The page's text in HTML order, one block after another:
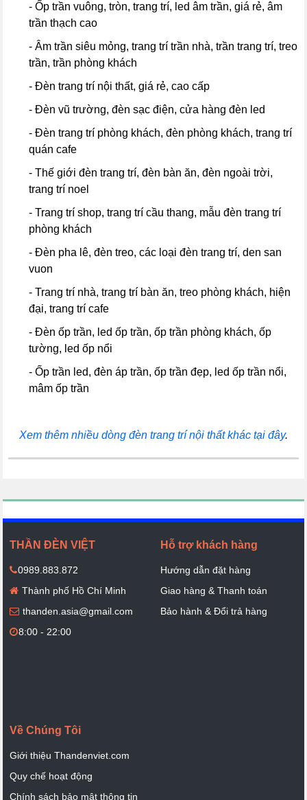
- Ốp trần vuông, tròn, trang trí, led âm trần, giá rẻ, âm
trần thạch cao
- Âm trần siêu mỏng, trang trí trần nhà, trần trang trí, treo
trần, trần phòng khách
- Đèn trang trí nội thất, giá rẻ, cao cấp
- Đèn vũ trường, đèn sạc điện, cửa hàng đèn led
- Đèn trang trí phòng khách, đèn phòng khách, trang trí
quán cafe
- Thế giới đèn trang trí, đèn bàn ăn, đèn ngoài trời,
trang trí noel
- Trang trí shop, trang trí cầu thang, mẫu đèn trang trí
phòng khách
- Đèn pha lê, đèn treo, các loại đèn trang trí, den san
vuon
- Trang trí nhà, trang trí bàn ăn, treo phòng khách, hiện
đại, trang trí cafe
- Đèn ốp trần, led ốp trần, ốp trần phòng khách, ốp
tường, led ốp nổi
- Ốp trần led, đèn áp trần, ốp trần đẹp, led ốp trần nổi,
mâm ốp trần
Xem thêm nhiều dòng đèn trang trí nội thất khác tại đây.
THẦN ĐÈN VIỆT
0989.883.872
Thành phố Hồ Chí Minh
thanden.asia@gmail.com
8:00 - 22:00
Hỗ trợ khách hàng
Hướng dẫn đặt hàng
Giao hàng & Thanh toán
Bảo hành & Đổi trả hàng
Về Chúng Tôi
Giới thiệu Thandenviet.com
Quy chế hoạt động
Chính sách bảo mật thông tin